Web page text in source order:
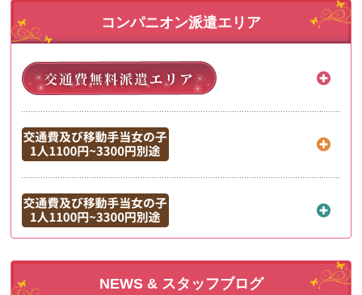
コンパニオン派遣エリア
NEWS & スタッフブログ